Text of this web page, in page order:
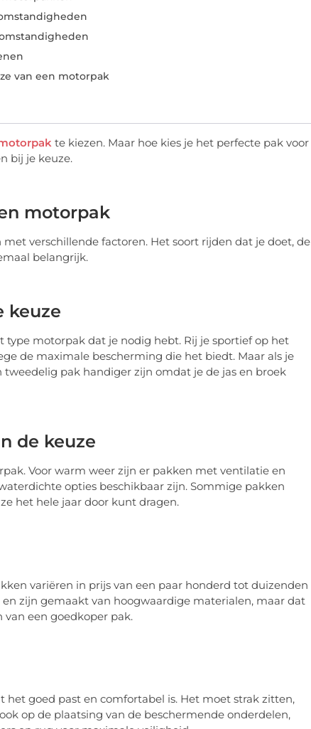
van een motorpak
te kiezen. Maar hoe kies je het perfecte pak voor
bij je keuze.
motorpak
verschillende factoren. Het soort rijden dat je doet, de
belangrijk.
keuze
motorpak dat je nodig hebt. Rij je sportief op het
de maximale bescherming die het biedt. Maar als je
pak handiger zijn omdat je de jas en broek
de keuze
Voor warm weer zijn er pakken met ventilatie en
opties beschikbaar zijn. Sommige pakken
het hele jaar door kunt dragen.
variëren in prijs van een paar honderd tot duizenden
zijn gemaakt van hoogwaardige materialen, maar dat
een goedkoper pak.
het goed past en comfortabel is. Het moet strak zitten,
op de plaatsing van de beschermende onderdelen,